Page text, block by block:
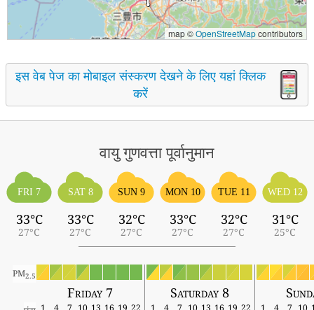
map ©OpenStreetMapcontributors
इस वेब पेज का मोबाइल संस्करण देखने के लिए यहां क्लिक
करें
वायु गुणवत्ता पूर्वानुमान
FRI 7
33°C
27°C
SAT 8
33°C
27°C
SUN 9
32°C
27°C
MON 10
33°C
27°C
TUE 11
32°C
27°C
WED 12
31°C
25°C
PM2.5
Friday 7 Saturday 8
1 4 7 10 13 16 19 22 1 4 7 10 13 16 19 22 1 4 7 10